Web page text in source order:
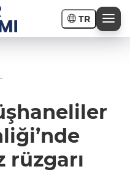
TR
rüzgarı